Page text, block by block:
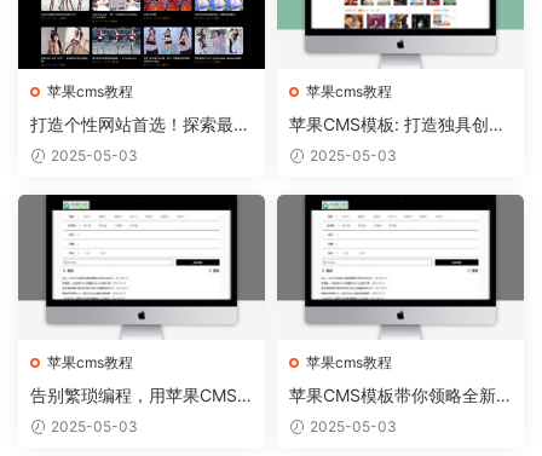
苹果cms教程
打造个性网站首选！探索最新
苹果CMS模板趋势
2025-05-03
苹果cms教程
苹果CMS模板: 打造独具创意
的个人博客！
2025-05-03
苹果cms教程
告别繁琐编程，用苹果CMS
模板轻松搭建个性网站
2025-05-03
苹果cms教程
苹果CMS模板带你领略全新
网站视觉盛宴
2025-05-03